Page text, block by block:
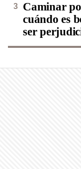
Caminar
cuándo es
ser